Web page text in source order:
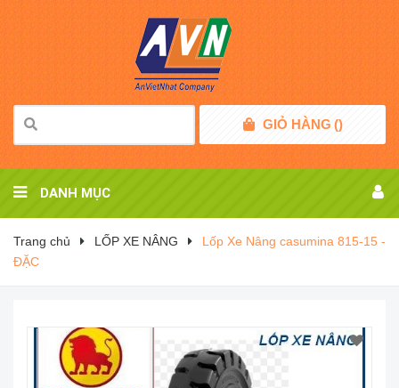
GIỎ HÀNG ()
DANH MỤC
Trang chủ LỐP XE NÂNG
Lốp Xe Nâng casumina 815-15 -
ĐẶC